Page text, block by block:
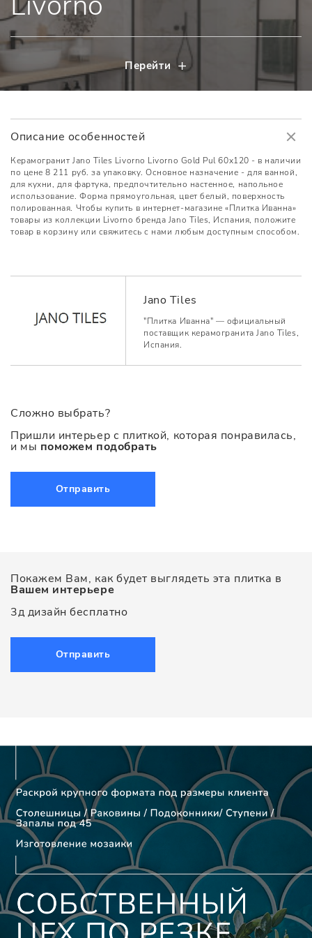
Перейти
Описание особенностей
Керамогранит Jano Tiles Livorno Livorno Gold Pul 60x120 - в наличии
по цене 8 211 руб. за упаковку. Основное назначение - для ванной,
для кухни, для фартука, предпочтительно настенное, напольное
использование. Форма прямоугольная, цвет белый, поверхность
полированная. Чтобы купить в интернет-магазине «Плитка Иванна»
товары из коллекции Livorno бренда Jano Tiles, Испания, положите
товар в корзину или свяжитесь с нами любым доступным способом.
Jano Tiles
"Плитка Иванна" — официальный
поставщик керамогранита Jano Tiles,
Испания.
Сложно выбрать?
Пришли интерьер с плиткой, которая понравилась,
и мы поможем подобрать
Отправить
Покажем Вам, как будет выглядеть эта плитка в
Вашем интерьере
3д дизайн бесплатно
Отправить